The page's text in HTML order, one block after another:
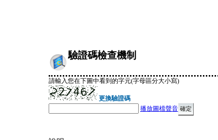
驗證碼檢查機制
請輸入您在下圖中看到的字元(字母區分大小寫)
更換驗證碼
播放圖檔聲音